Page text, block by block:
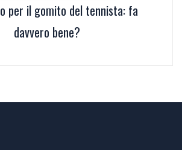
per il gomito del tennista: fa
davvero bene?